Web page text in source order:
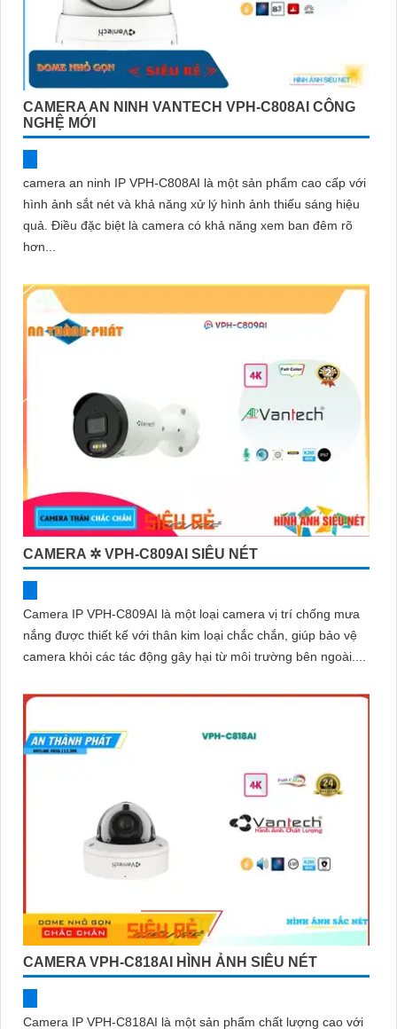
CAMERA AN NINH VANTECH VPH-C808AI CÔNG
NGHỆ MỚI
camera an ninh IP VPH-C808AI là một sản phẩm cao cấp với
hình ảnh sắt nét và khả năng xử lý hình ảnh thiếu sáng hiệu
quả. Điều đặc biệt là camera có khả năng xem ban đêm rõ
hơn...
CAMERA ✲ VPH-C809AI SIÊU NÉT
Camera IP VPH-C809AI là một loại camera vị trí chống mưa
nắng được thiết kế với thân kim loại chắc chắn, giúp bảo vệ
camera khỏi các tác động gây hại từ môi trường bên ngoài....
CAMERA VPH-C818AI HÌNH ẢNH SIÊU NÉT
Camera IP VPH-C818AI là một sản phẩm chất lượng cao với